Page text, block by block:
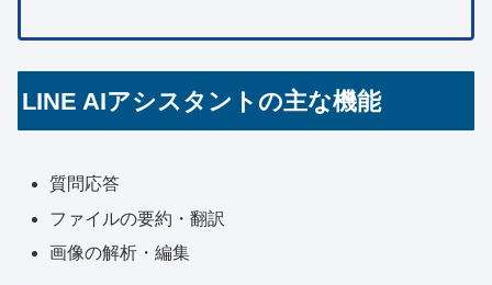
LINE AIアシスタントの主な機能
質問応答
ファイルの要約・翻訳
画像の解析・編集